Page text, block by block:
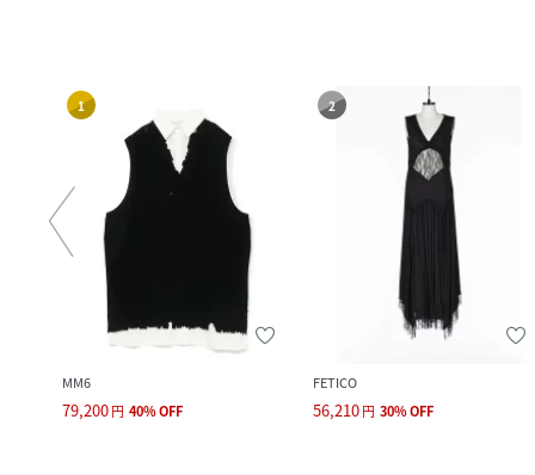
1
MM6
79,200円 40%OFF
2
FETICO
56,210円 30%OFF